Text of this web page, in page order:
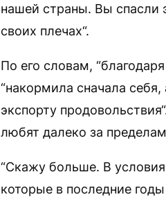
нашей страны. Вы спасли
своих плечах“.
По его словам,
“накормила сначала
экспорту
любят далеко за
“Скажу больше. В
которые в последние